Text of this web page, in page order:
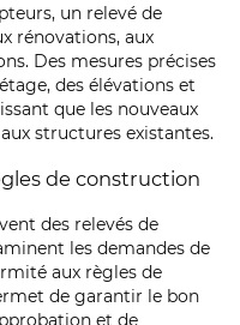
un relevé de
rénovations, aux
Des mesures précises
des élévations et
que les nouveaux
structures existantes.
de construction
des relevés de
les demandes de
aux règles de
de garantir le bon
et de